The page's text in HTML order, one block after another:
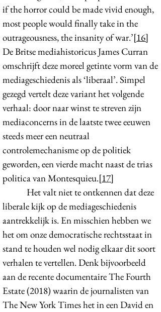
if the horror could be made vivid enough,
most people would finally take in the
outrageousness, the insanity of war.’[16]
De Britse mediahistoricus James Curran
omschrijft deze moreel getinte vorm van de
mediageschiedenis als ‘liberaal’. Simpel
gezegd vertelt deze variant het volgende
verhaal: door naar winst te streven zijn
mediaconcerns in de laatste twee eeuwen
steeds meer een neutraal
controlemechanisme op de politiek
geworden, een vierde macht naast de trias
politica van Montesquieu.[17]
Het valt niet te ontkennen dat deze
liberale kijk op de mediageschiedenis
aantrekkelijk is. En misschien hebben we
het om onze democratische rechtsstaat in
stand te houden wel nodig elkaar dit soort
verhalen te vertellen. Denk bijvoorbeeld
aan de recente documentaire The Fourth
Estate (2018) waarin de journalisten van
The New York Times het in een David en